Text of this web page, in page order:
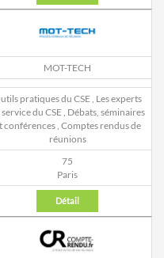
MOT-TECH
pratiques du CSE, Les experts
du CSE, Débats, séminaires
conférences, Comptes rendus de
réunions
75
Paris
Détail